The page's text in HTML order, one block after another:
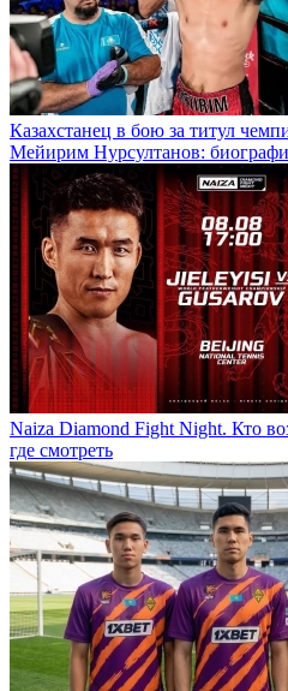
Казахстанец в бою за титул
Мейирим Нурсултанов:
Naiza Diamond Fight Night. Кто
где смотреть